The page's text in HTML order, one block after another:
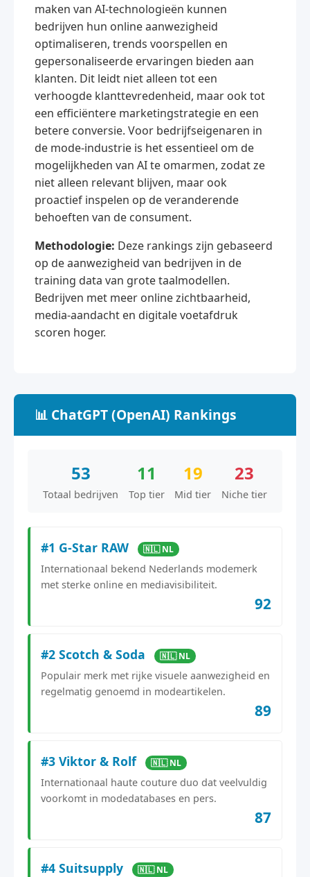
maken van AI-technologieën kunnen
bedrijven hun online aanwezigheid
optimaliseren, trends voorspellen en
gepersonaliseerde ervaringen bieden aan
klanten. Dit leidt niet alleen tot een
verhoogde klanttevredenheid, maar ook tot
een efficiëntere marketingstrategie en een
betere conversie. Voor bedrijfseigenaren in
de mode-industrie is het essentieel om de
mogelijkheden van AI te omarmen, zodat ze
niet alleen relevant blijven, maar ook
proactief inspelen op de veranderende
behoeften van de consument.
Methodologie: Deze rankings zijn gebaseerd
op de aanwezigheid van bedrijven in de
training data van grote taalmodellen.
Bedrijven met meer online zichtbaarheid,
media-aandacht en digitale voetafdruk
scoren hoger.
📊 ChatGPT (OpenAI) Rankings
53
Totaal bedrijven
11
Top tier
19
Mid tier
23
Niche tier
#1 G-Star RAW 🇳🇱 NL
Internationaal bekend Nederlands modemerk
met sterke online en mediavisibiliteit.
92
#2 Scotch & Soda 🇳🇱 NL
Populair merk met rijke visuele aanwezigheid en
regelmatig genoemd in modeartikelen.
89
#3 Viktor & Rolf 🇳🇱 NL
Internationaal haute couture duo dat veelvuldig
voorkomt in modedatabases en pers.
87
#4 Suitsupply 🇳🇱 NL